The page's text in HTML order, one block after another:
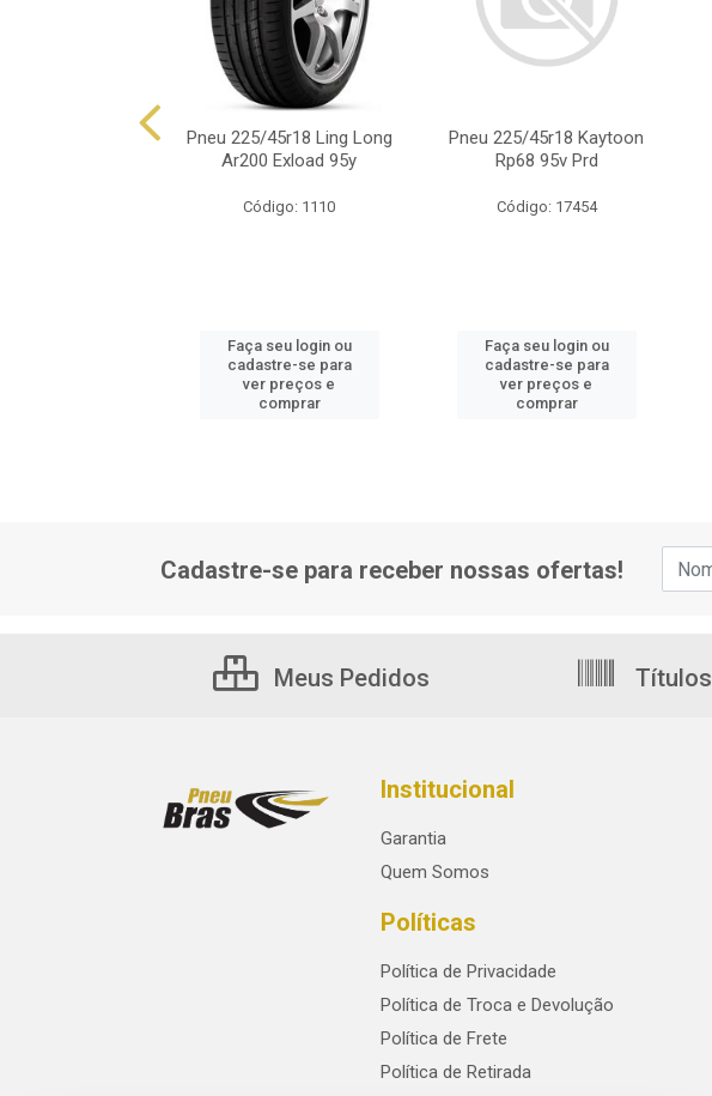
Pneu 225/45r18 Ling Long
Ar200 Exload 95y
Código: 1110
Faça seu login ou
cadastre-se para
ver preços e
comprar
Pneu 225/45r18 Kaytoon
Rp68 95v Prd
Código: 17454
Faça seu login ou
cadastre-se para
ver preços e
comprar
Cadastre-se para receber nossas ofertas!
Meus Pedidos Títulos
Institucional
Garantia
Quem Somos
Políticas
Política de Privacidade
Política de Troca e Devolução
Política de Frete
Política de Retirada